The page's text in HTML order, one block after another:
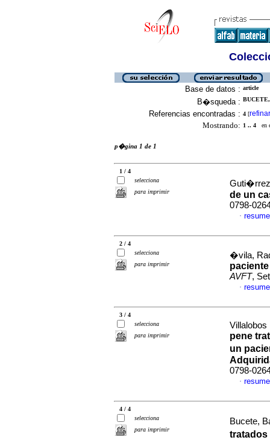
Base de datos : article
B�squeda :
Referencias encontradas : 4 [refinar
Mostrando: 1 .. 4 en
p�gina 1 de 1
1 / 4
selecciona
para imprimir
de un
0798-
·
2 / 4
selecciona
para imprimir
�vila,
AVFT,
·
3 / 4
selecciona
para imprimir
pene
un
0798-
·
4 / 4
selecciona
para imprimir
Bucete,